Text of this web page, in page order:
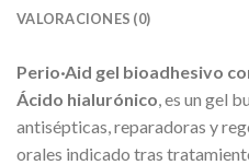
VALORACIONES (0)
Perio·Aid gel bioadhesivo
Ácido hialurónico , es un gel
antisépticas, reparadoras y
orales indicado tras